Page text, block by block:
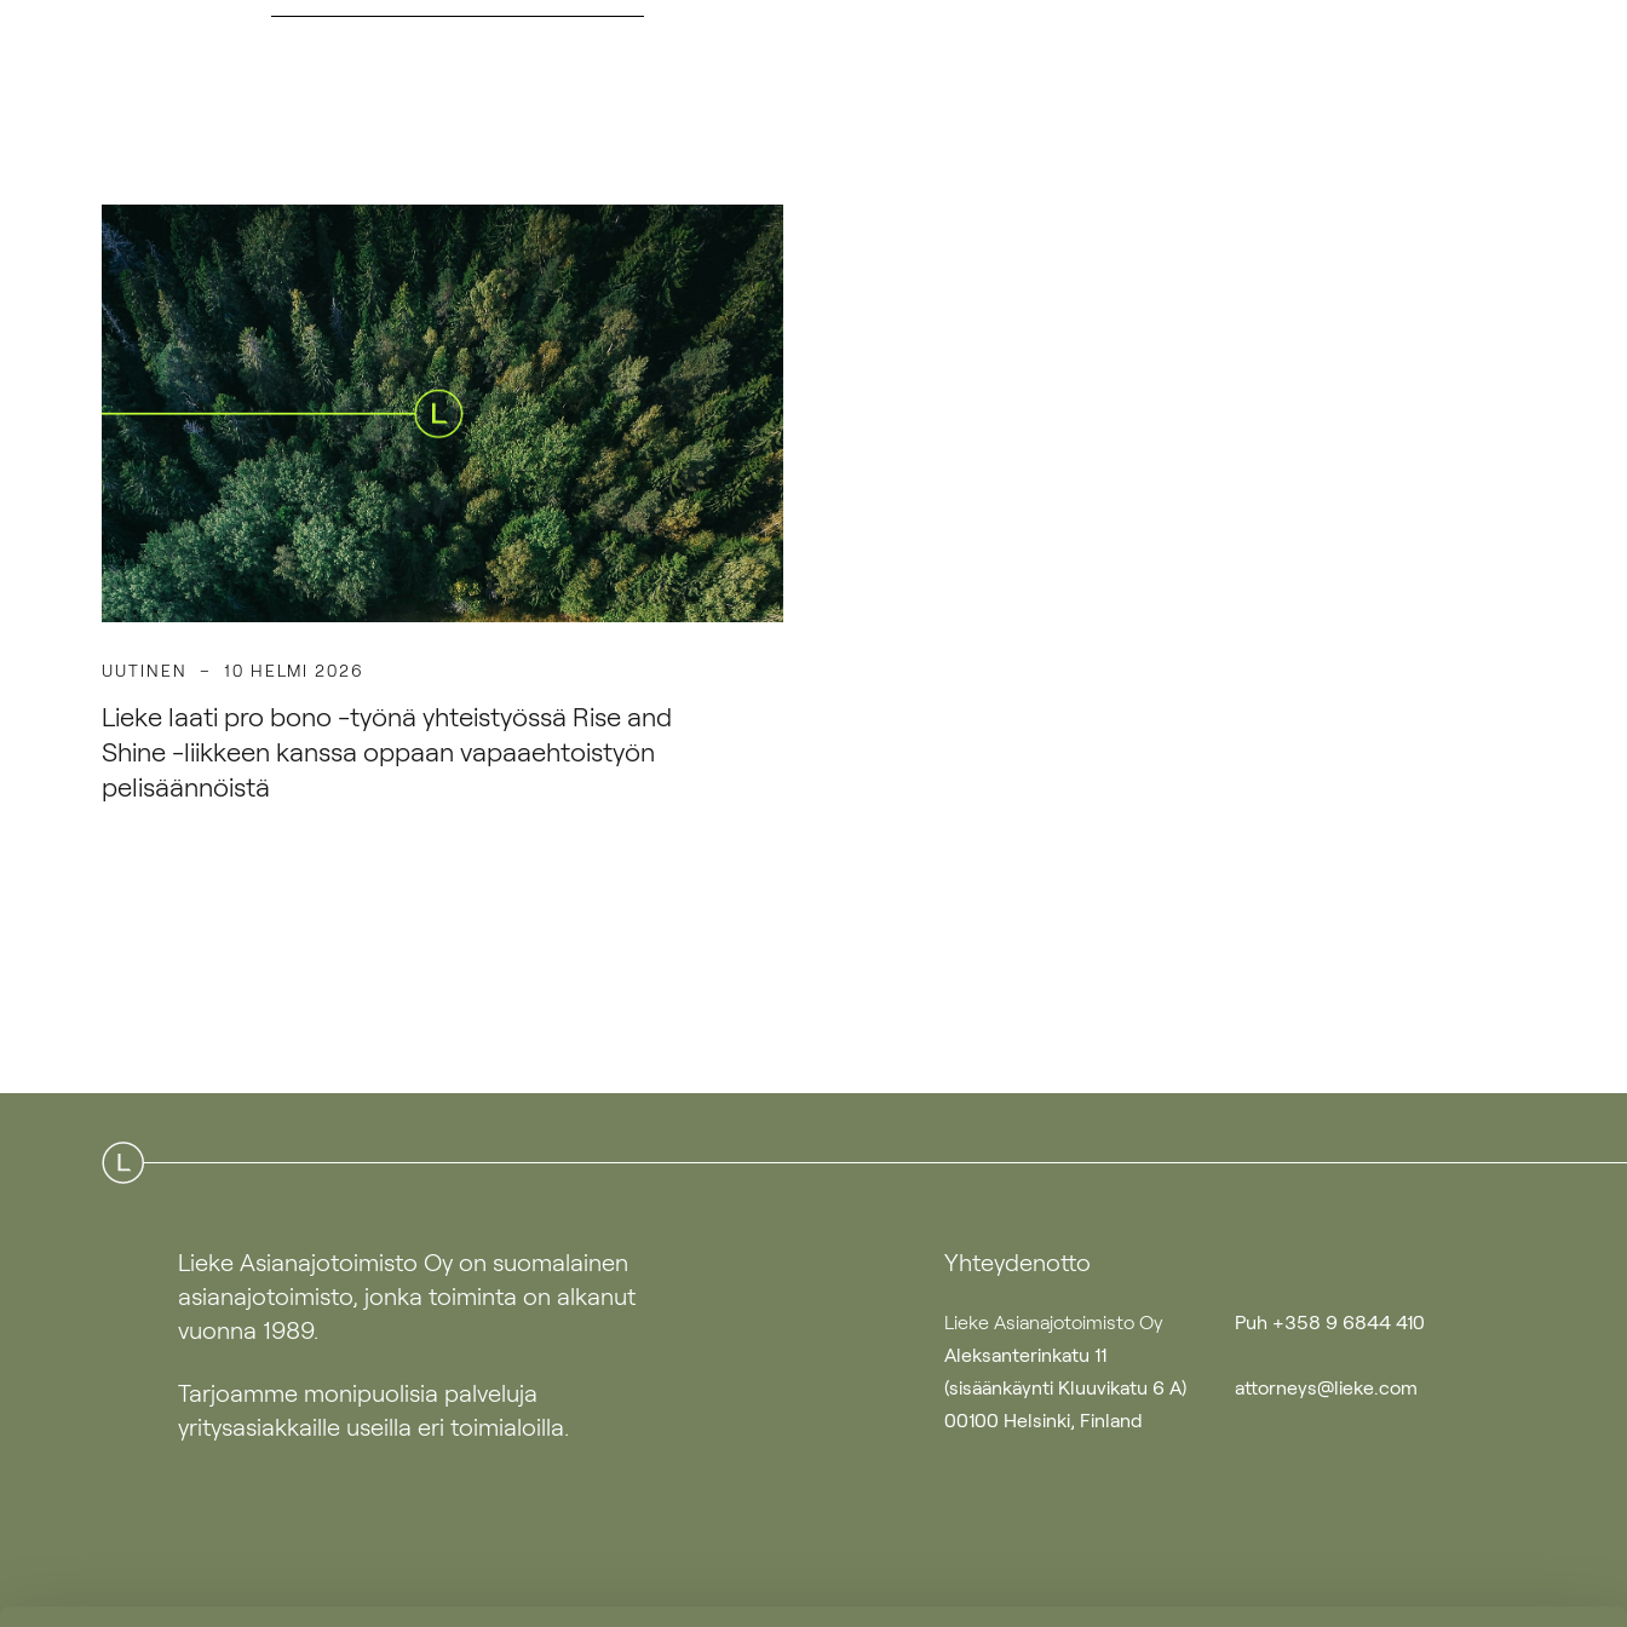
UUTINEN 10 HELMI 2026
Lieke laati pro bono -työnä yhteistyössä Rise and
Shine -liikkeen kanssa oppaan vapaaehtoistyön
pelisäännöistä
Lieke Asianajotoimisto Oy on suomalainen
asianajotoimisto, jonka toiminta on alkanut
vuonna 1989.
Tarjoamme monipuolisia palveluja
yritysasiakkaille useilla eri toimialoilla.
Yhteydenotto
Lieke Asianajotoimisto Oy
Aleksanterinkatu 11
(sisäänkäynti Kluuvikatu 6 A)
00100 Helsinki, Finland
Puh +358 9 6844 410
attorneys@lieke.com